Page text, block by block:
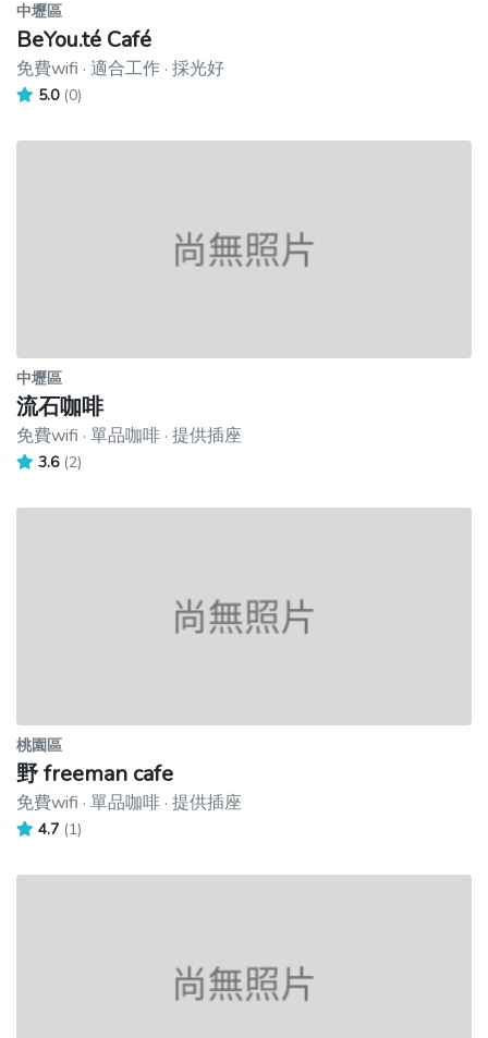
中壢區
BeYou.té Café
免費wifi · 適合工作 · 採光好
5.0 (0)
中壢區
流石咖啡
免費wifi · 單品咖啡 · 提供插座
3.6 (2)
桃園區
野 freeman cafe
免費wifi · 單品咖啡 · 提供插座
4.7 (1)